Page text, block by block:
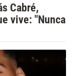
Cabré,
vive: "Nunca